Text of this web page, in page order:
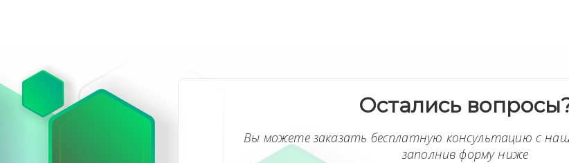
Остались
Вы можете заказать бесплатную консультацию с
заполнив форму ниже